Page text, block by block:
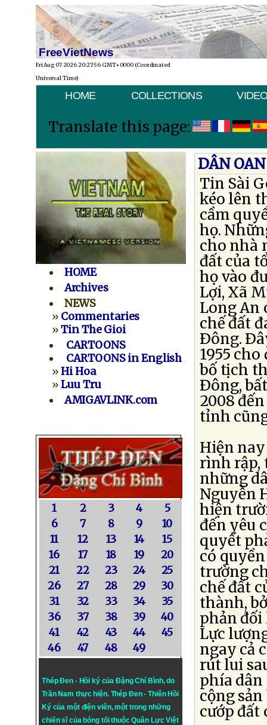
FreeVietNews
Fri Aug 07 2026 20:27:56 GMT+0000 (Coordinated
Universal Time)
HOME COLLECTIONS
Translate this page:
HOME
Archives
NEWS
» Commentaries
»Tin The Gioi
CARTOONS
CARTOONS in English
»Hi Hoa
»Luu Tru
AMIGAVLINK.com
1 2 3 4
5
6
7 8 9
10
11
12 13 14
15
16
17 18 19
20
21
22 23 24
25
26
27 28 29
30
31
32 33 34
35
36
37 38 39
40
41
42 43 44
45
46
47 48 49
Thép Đen - Hồi ký của Đặng Chí Bình, do
Trần Nam thực hiện. Thép Đen- Thiên Hồi
Ký của một điện viên, một trong những
chiến sĩ của bóng tối thuộc Quân Lực Việt
DÂN
Tin Sài
kéo lên
cầm
họ.
cho nhà
đất của
họ vào
Lợi, Xã
Long An
chế đất
Ðông.
1955
bố tịch
Ðông,
2008
tỉnh
Hiện
rình rập,
những
Nguyễn
hiện
đến yêu
quyết
có
trường
chế đất
thành,
phản đối
Lực
ngay cả
rút lui
phía dân
cộng
cướp đất